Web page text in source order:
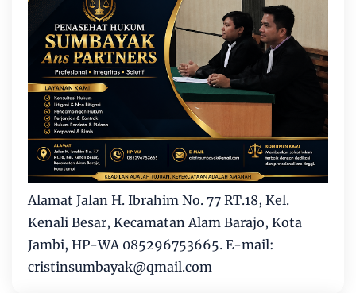
Alamat Jalan H. Ibrahim No. 77 RT.18, Kel.
Kenali Besar, Kecamatan Alam Barajo, Kota
Jambi, HP-WA 085296753665. E-mail:
cristinsumbayak@qmail.com